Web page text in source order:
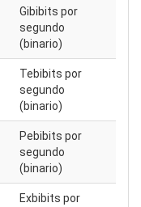
Gibibits por
segundo
(binario)
Tebibits por
segundo
(binario)
Pebibits por
segundo
(binario)
Exbibits por